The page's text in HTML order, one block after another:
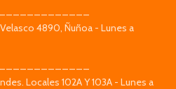
4890, Ñuñoa - Lunes a
Locales 102A Y 103A - Lunes a